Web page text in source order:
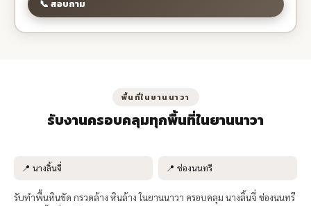
📞 สอบถาม
พื้นที่ในยานนาวา
รับงานครอบคลุมทุกพื้นที่ในยานนาวา
📍 นางลิ้นจี่ 📍 ช่องนนทรี
รับทำพื้นหินขัด กรวดล้าง หินล้าง ในยานนาวา ครอบคลุม นางลิ้นจี่ ช่องนนทรี